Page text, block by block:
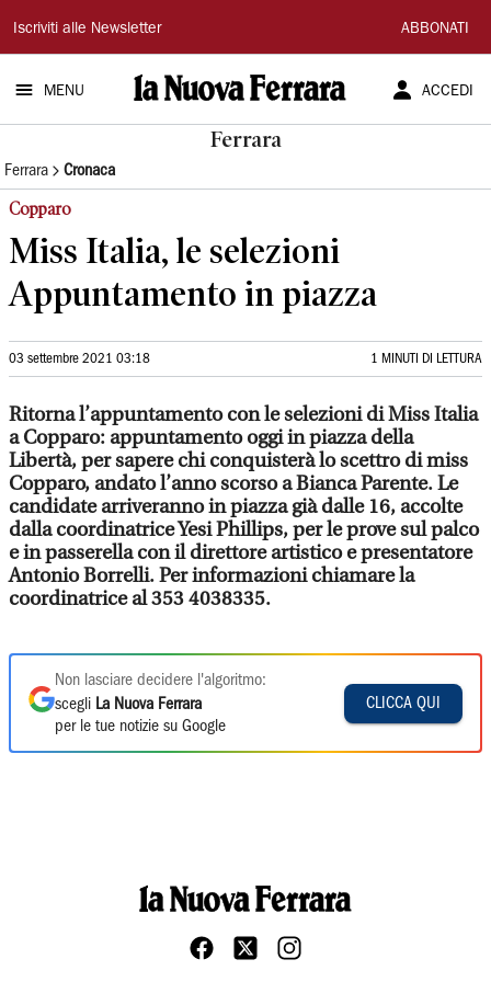
La
Nuova
Ferrara
Iscriviti alle Newsletter ABBONATI
MENU ACCEDI
Ferrara
Ferrara Cronaca
Copparo
Miss Italia, le selezioni
Appuntamento in piazza
03 settembre 2021 03:18 1 MINUTI DI LETTURA
Ritorna l’appuntamento con le selezioni di Miss Italia
a Copparo: appuntamento oggi in piazza della
Libertà, per sapere chi conquisterà lo scettro di miss
Copparo, andato l’anno scorso a Bianca Parente. Le
candidate arriveranno in piazza già dalle 16, accolte
dalla coordinatrice Yesi Phillips, per le prove sul palco
e in passerella con il direttore artistico e presentatore
Antonio Borrelli. Per informazioni chiamare la
coordinatrice al 353 4038335.
Non lasciare decidere l'algoritmo:
scegli La Nuova Ferrara
per le tue notizie su Google
CLICCA QUI